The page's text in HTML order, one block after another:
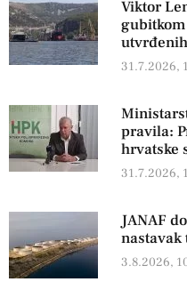
Viktor
31.7.2026,
pravila:
hrvatske
31.7.2026,
JANAF
nastavak
3.8.2026,